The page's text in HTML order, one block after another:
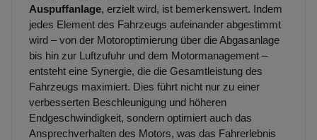
Auspuffanlage, erzielt wird, ist bemerkenswert. Indem
jedes Element des Fahrzeugs aufeinander abgestimmt
wird – von der Motoroptimierung über die Abgasanlage
bis hin zur Luftzufuhr und dem Motormanagement –
entsteht eine Synergie, die die Gesamtleistung des
Fahrzeugs maximiert. Dies führt nicht nur zu einer
verbesserten Beschleunigung und höheren
Endgeschwindigkeit, sondern optimiert auch das
Ansprechverhalten des Motors, was das Fahrerlebnis